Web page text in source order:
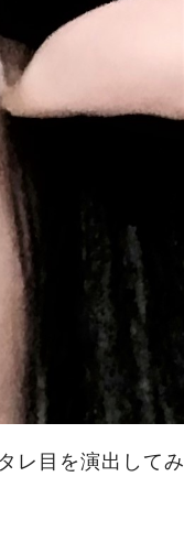
レ目を演出してみ